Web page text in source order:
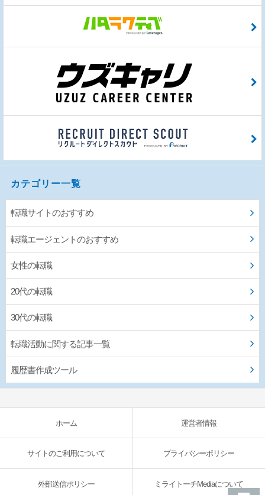
カテゴリー一覧
転職サイトのおすすめ
転職エージェントのおすすめ
女性の転職
20代の転職
30代の転職
転職活動に関する記事一覧
履歴書作成ツール
ホーム 運営者情報
サイトのご利用について プライバシーポリシー
外部送信ポリシー ミライトーチMediaについて